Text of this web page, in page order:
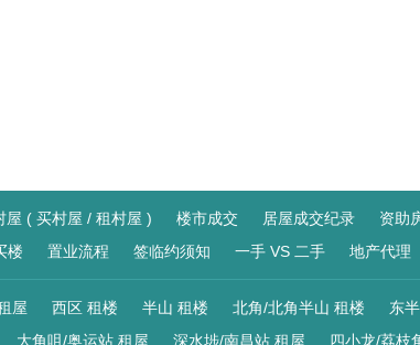
屋 ( 买村屋 / 租村屋 ) 楼市成交 居屋成交纪录 资助
楼 置业流程 签临约须知 一手 VS 二手 地产代理
屋 西区 租楼 半山 租楼 北角/北角半山 租楼 东
大角咀/奥运站 租屋 深水埗/南昌站 租屋 四小龙/荔枝